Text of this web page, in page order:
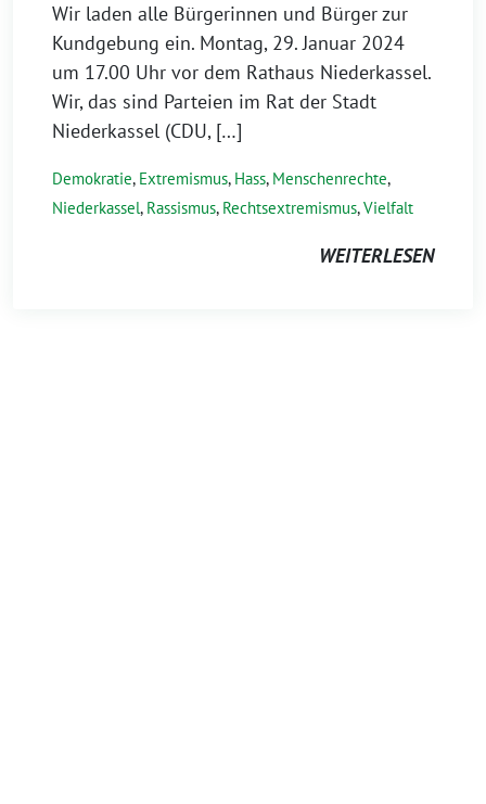
Wir laden alle Bürgerinnen und Bürger zur
Kundgebung ein. Montag, 29. Januar 2024
um 17.00 Uhr vor dem Rathaus Niederkassel.
Wir, das sind Parteien im Rat der Stadt
Niederkassel (CDU, […]
Demokratie, Extremismus, Hass, Menschenrechte,
Niederkassel, Rassismus, Rechtsextremismus,Vielfalt
WEITERLESEN